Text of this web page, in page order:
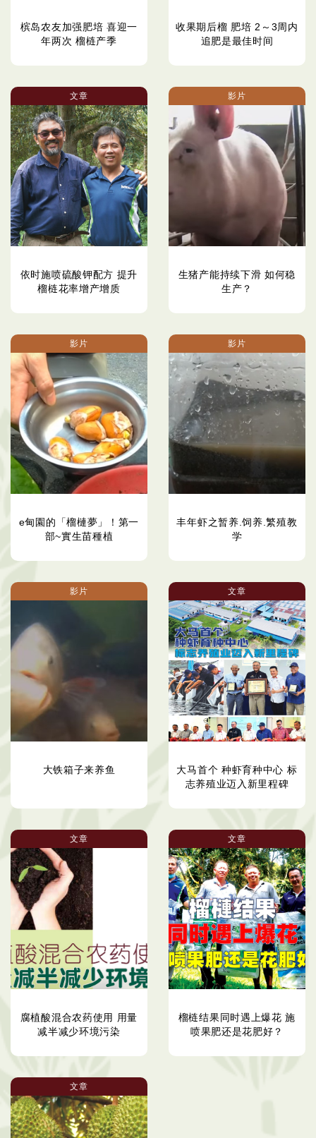
槟岛农友加强肥培 喜迎一
年两次 榴梿产季
收果期后榴 肥培 2～3周内
追肥是最佳时间
文章
依时施喷硫酸钾配方 提升
榴梿花率增产增质
影片
生猪产能持续下滑 如何稳
生产？
影片
e甸園的「榴槤夢」！第一
部~實生苗種植
影片
丰年虾之暂养.饲养.繁殖教
学
影片
大铁箱子来养鱼
文章
大马首个 种虾育种中心 标
志养殖业迈入新里程碑
文章
腐植酸混合农药使用 用量
减半减少环境污染
文章
榴梿结果同时遇上爆花 施
喷果肥还是花肥好？
文章